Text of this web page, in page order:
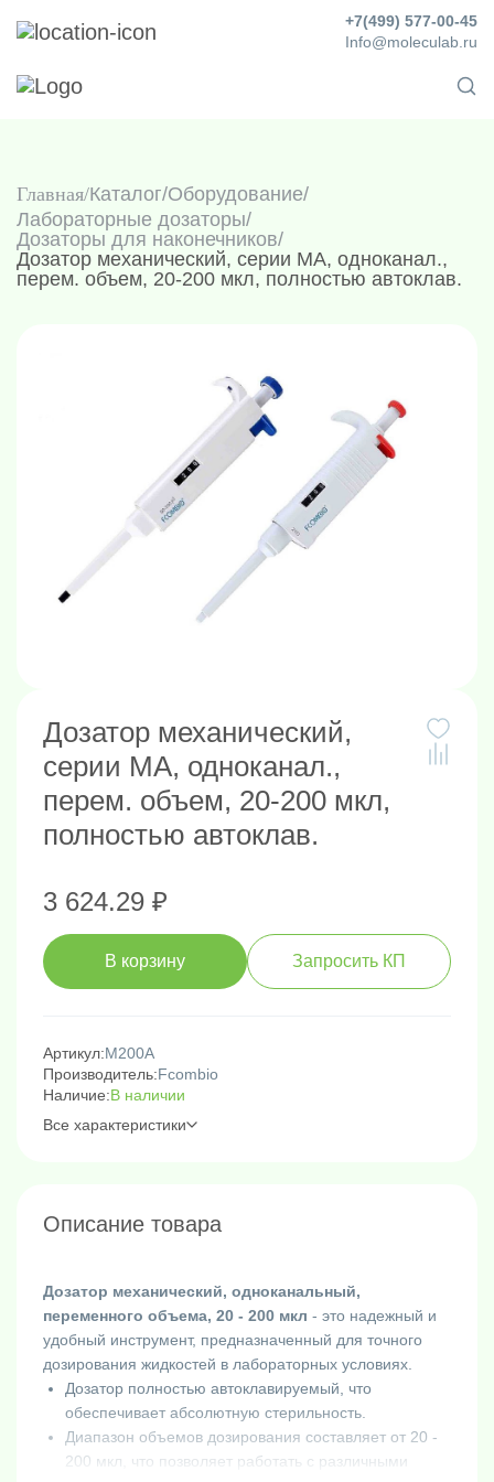
Info@moleculab.ru
+7(499) 577-00-45
Главная Каталог/Оборудование/
Лабораторные дозаторы/
Дозаторы для наконечников/
Дозатор механический, серии MA, одноканал.,
перем. объем, 20-200 мкл, полностью автоклав.
Дозатор механический,
серии MA, одноканал.,
перем. объем, 20-200 мкл,
полностью автоклав.
3 624.29 ₽
В корзину Запросить КП
Артикул:M200A
Производитель:Fcombio
Наличие:В наличии
Все характеристики
Описание товара
Дозатор механический, одноканальный,
переменного объема, 20 - 200 мкл - это надежный и
удобный инструмент, предназначенный для точного
дозирования жидкостей в лабораторных условиях.
Дозатор полностью автоклавируемый, что
обеспечивает абсолютную стерильность.
Диапазон объемов дозирования составляет от 20 -
200 мкл, что позволяет работать с различными